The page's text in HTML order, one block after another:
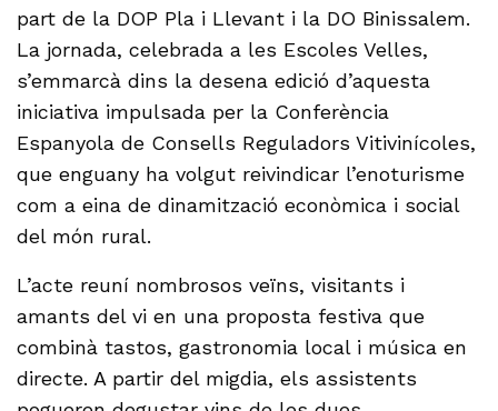
part de la DOP Pla i Llevant i la DO Binissalem.
La jornada, celebrada a les Escoles Velles,
s’emmarcà dins la desena edició d’aquesta
iniciativa impulsada per la Conferència
Espanyola de Consells Reguladors Vitivinícoles,
que enguany ha volgut reivindicar l’enoturisme
com a eina de dinamització econòmica i social
del món rural.
L’acte reuní nombrosos veïns, visitants i
amants del vi en una proposta festiva que
combinà tastos, gastronomia local i música en
directe. A partir del migdia, els assistents